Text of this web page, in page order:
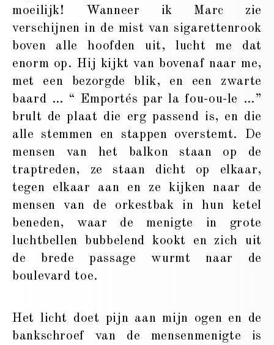
moeilijk! Wanneer ik Marc zie
verschijnen in de mist van sigarettenrook
boven alle hoofden uit, lucht me dat
enorm op. Hij kijkt van bovenaf naar me,
met een bezorgde blik, en een zwarte
baard … “ Emportés par la fou-ou-le …”
brult de plaat die erg passend is, en die
alle stemmen en stappen overstemt. De
mensen van het balkon staan op de
traptreden, ze staan dicht op elkaar,
tegen elkaar aan en ze kijken naar de
mensen van de orkestbak in hun ketel
beneden, waar de menigte in grote
luchtbellen bubbelend kookt en zich uit
de brede passage wurmt naar de
boulevard toe.
Het licht doet pijn aan mijn ogen en de
bankschroef van de mensenmenigte is